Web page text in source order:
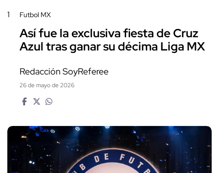
1 Futbol MX
Así fue la exclusiva fiesta de Cruz
Azul tras ganar su décima Liga MX
Redacción SoyReferee
26 de mayo de 2026